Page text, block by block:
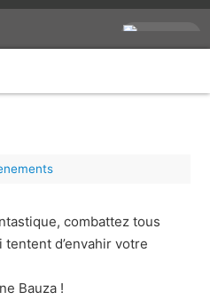
combattez tous
d’envahir votre
Bauza !